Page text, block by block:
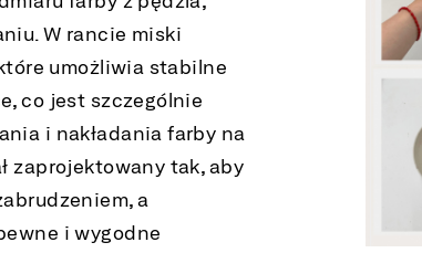
W rancie miski
umożliwia stabilne
co jest szczególnie
i nakładania farby na
zaprojektowany tak, aby
a
i wygodne